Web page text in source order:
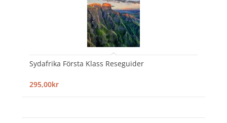
Sydafrika Första Klass Reseguider
295,00kr